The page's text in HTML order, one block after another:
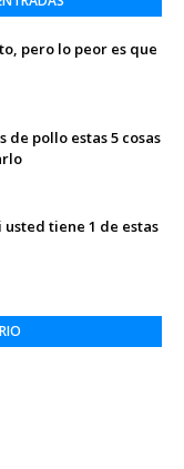
pero lo peor es que
de pollo estas 5 cosas
usted tiene 1 de estas